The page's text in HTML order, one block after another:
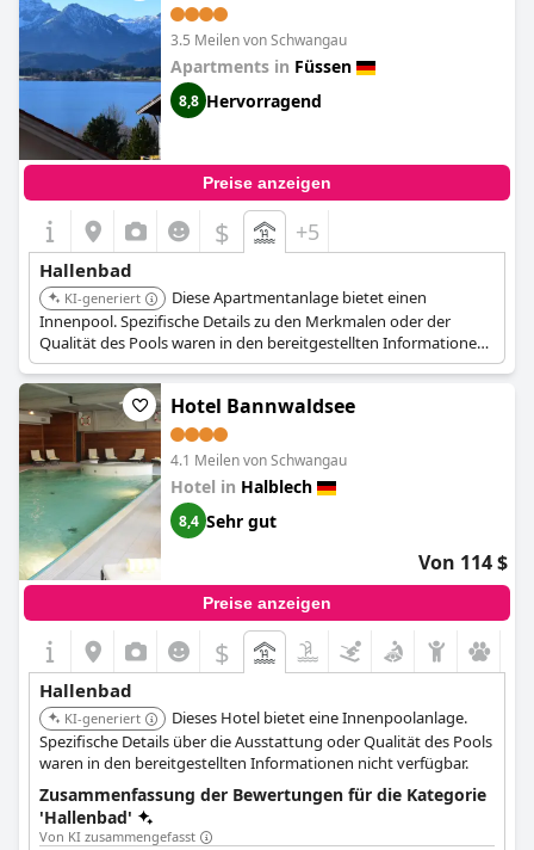
3.5 Meilen von Schwangau
Apartments in Füssen
8,8 Hervorragend
Preise anzeigen
$ +5
Hallenbad
KI-generiert
Diese Apartmentanlage bietet einen
Innenpool. Spezifische Details zu den Merkmalen oder der
Qualität des Pools waren in den bereitgestellten Informationen
nicht verfügbar.
Hotel Bannwaldsee
4.1 Meilen von Schwangau
Hotel in Halblech
8,4 Sehr gut
Von 114 $
Preise anzeigen
$
Hallenbad
KI-generiert
Dieses Hotel bietet eine Innenpoolanlage.
Spezifische Details über die Ausstattung oder Qualität des Pools
waren in den bereitgestellten Informationen nicht verfügbar.
Zusammenfassung der Bewertungen für die Kategorie
'Hallenbad'
Von KI zusammengefasst